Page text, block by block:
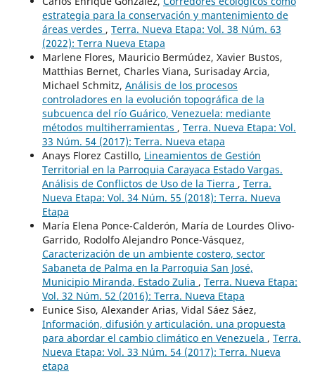
estrategia para la conservación y mantenimiento de
áreas verdes , Terra. Nueva Etapa: Vol. 38 Núm. 63
(2022): Terra Nueva Etapa
Marlene Flores, Mauricio Bermúdez, Xavier Bustos,
Matthias Bernet, Charles Viana, Surisaday Arcia,
Michael Schmitz, Análisis de los procesos
controladores en la evolución topográfica de la
subcuenca del río Guárico, Venezuela: mediante
métodos multiherramientas , Terra. Nueva Etapa: Vol.
33 Núm. 54 (2017): Terra. Nueva etapa
Anays Florez Castillo, Lineamientos de Gestión
Territorial en la Parroquia Carayaca Estado Vargas.
Análisis de Conflictos de Uso de la Tierra , Terra.
Nueva Etapa: Vol. 34 Núm. 55 (2018): Terra. Nueva
Etapa
María Elena Ponce-Calderón, María de Lourdes Olivo-
Garrido, Rodolfo Alejandro Ponce-Vásquez,
Caracterización de un ambiente costero, sector
Sabaneta de Palma en la Parroquia San José,
Municipio Miranda, Estado Zulia , Terra. Nueva Etapa:
Vol. 32 Núm. 52 (2016): Terra. Nueva Etapa
Eunice Siso, Alexander Arias, Vidal Sáez Sáez,
Información, difusión y articulación. una propuesta
para abordar el cambio climático en Venezuela , Terra.
Nueva Etapa: Vol. 33 Núm. 54 (2017): Terra. Nueva
etapa